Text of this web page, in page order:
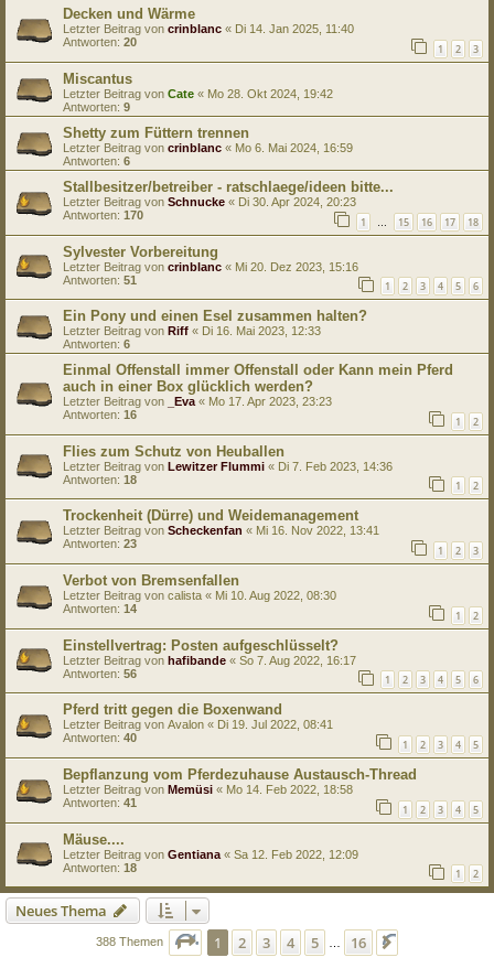
Decken und Wärme
Letzter Beitrag von crinblanc « Di 14. Jan 2025, 11:40
Antworten: 20 1 2 3
Miscantus
Letzter Beitrag von Cate « Mo 28. Okt 2024, 19:42
Antworten: 9
Shetty zum Füttern trennen
Letzter Beitrag von crinblanc « Mo 6. Mai 2024, 16:59
Antworten: 6
Stallbesitzer/betreiber - ratschlaege/ideen bitte...
Letzter Beitrag von Schnucke « Di 30. Apr 2024, 20:23
Antworten: 170 1 … 15 16 17 18
Sylvester Vorbereitung
Letzter Beitrag von crinblanc « Mi 20. Dez 2023, 15:16
Antworten: 51 1 2 3 4 5 6
Ein Pony und einen Esel zusammen halten?
Letzter Beitrag von Riff « Di 16. Mai 2023, 12:33
Antworten: 6
Einmal Offenstall immer Offenstall oder Kann mein Pferd
auch in einer Box glücklich werden?
Letzter Beitrag von _Eva « Mo 17. Apr 2023, 23:23
Antworten: 16 1 2
Flies zum Schutz von Heuballen
Letzter Beitrag von Lewitzer Flummi « Di 7. Feb 2023, 14:36
Antworten: 18 1 2
Trockenheit (Dürre) und Weidemanagement
Letzter Beitrag von Scheckenfan « Mi 16. Nov 2022, 13:41
Antworten: 23 1 2 3
Verbot von Bremsenfallen
Letzter Beitrag von calista « Mi 10. Aug 2022, 08:30
Antworten: 14 1 2
Einstellvertrag: Posten aufgeschlüsselt?
Letzter Beitrag von hafibande « So 7. Aug 2022, 16:17
Antworten: 56 1 2 3 4 5 6
Pferd tritt gegen die Boxenwand
Letzter Beitrag von Avalon « Di 19. Jul 2022, 08:41
Antworten: 40 1 2 3 4 5
Bepflanzung vom Pferdezuhause Austausch-Thread
Letzter Beitrag von Memüsi « Mo 14. Feb 2022, 18:58
Antworten: 41 1 2 3 4 5
Mäuse....
Letzter Beitrag von Gentiana « Sa 12. Feb 2022, 12:09
Antworten: 18 1 2
Neues Thema
388 Themen Seite 1von 16
1 2 3 4 5 16